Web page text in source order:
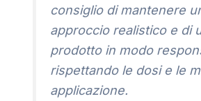
consiglio di mantenere
approccio realistico e di
prodotto in modo
rispettando le dosi e le
applicazione.